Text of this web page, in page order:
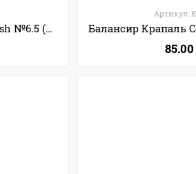
Балансир Condor Fishing Smash №6.5 (65мм 22г) Цвет: 108
Артикул: